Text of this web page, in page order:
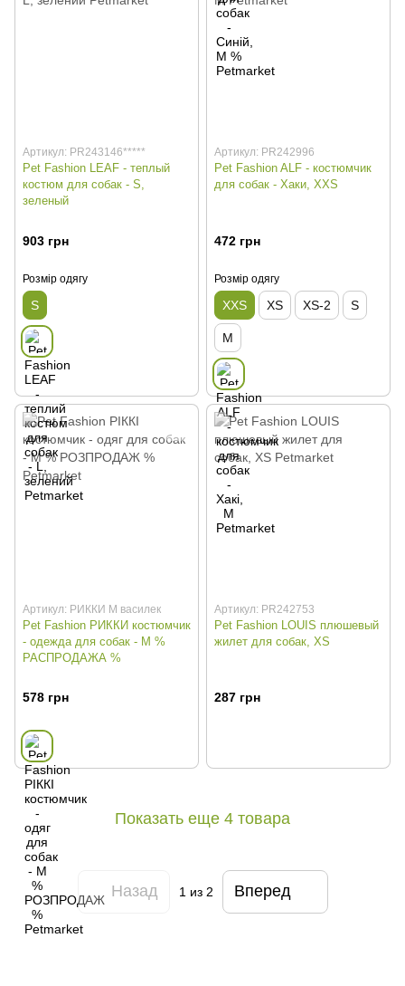
Артикул: PR243146*****
Pet Fashion LEAF - теплый
костюм для собак - S,
зеленый
903 грн
Розмір одягу
S
Артикул: PR242996
Pet Fashion ALF - костюмчик
для собак - Хаки, ХXS
472 грн
Розмір одягу
XXS XS XS-2 S
M
Артикул: РИККИ М василек
Pet Fashion РИККИ костюмчик
- одежда для собак - М %
РАСПРОДАЖА %
578 грн
Артикул: PR242753
Pet Fashion LOUIS плюшевый
жилет для собак, XS
287 грн
Показать еще 4 товара
Назад 1 из 2 Вперед